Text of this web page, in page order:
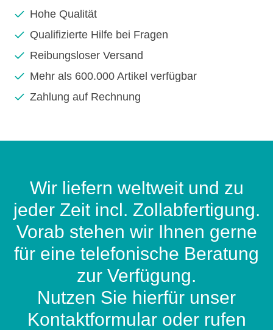
Hohe Qualität
Qualifizierte Hilfe bei Fragen
Reibungsloser Versand
Mehr als 600.000 Artikel verfügbar
Zahlung auf Rechnung
Wir liefern weltweit und zu
jeder Zeit incl. Zollabfertigung.
Vorab stehen wir Ihnen gerne
für eine telefonische Beratung
zur Verfügung.
Nutzen Sie hierfür unser
Kontaktformular oder rufen